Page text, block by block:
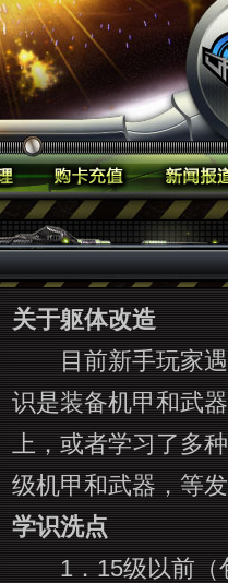
关于躯体改造
目前新手玩家遇到
识是装备机甲和武
上，或者学习了多
级机甲和武器，等
学识洗点
1．15级以前（